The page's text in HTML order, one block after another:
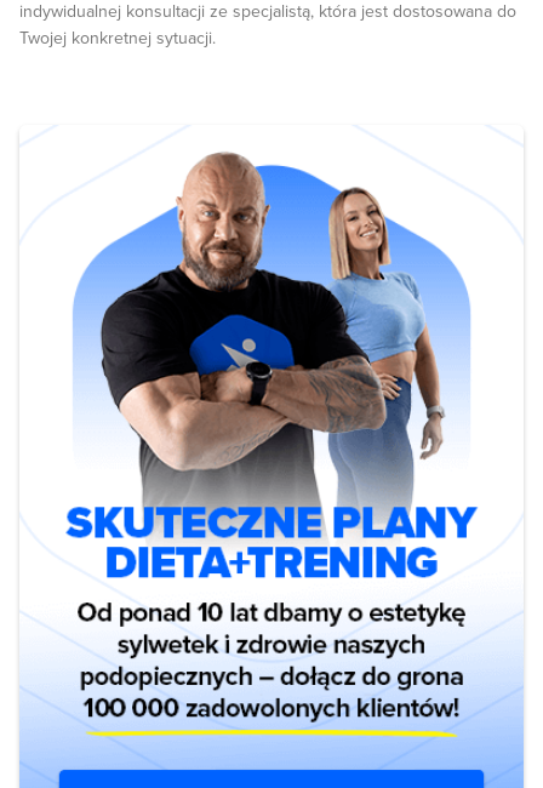
indywidualnej konsultacji ze specjalistą, która jest dostosowana do
Twojej konkretnej sytuacji.